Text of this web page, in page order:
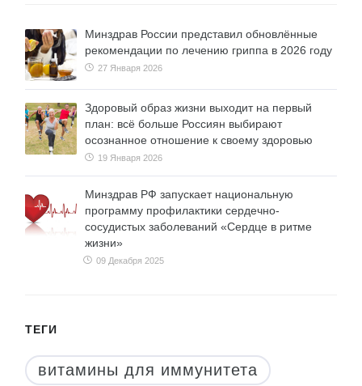
Минздрав России представил обновлённые
рекомендации по лечению гриппа в 2026 году
27 Января 2026
Здоровый образ жизни выходит на первый
план: всё больше Россиян выбирают
осознанное отношение к своему здоровью
19 Января 2026
Минздрав РФ запускает национальную
программу профилактики сердечно-
сосудистых заболеваний «Сердце в ритме
жизни»
09 Декабря 2025
ТЕГИ
витамины для иммунитета